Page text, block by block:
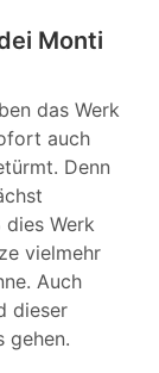
Monti
das Werk
auch
Denn
Werk
vielmehr
Auch
dieser
gehen.